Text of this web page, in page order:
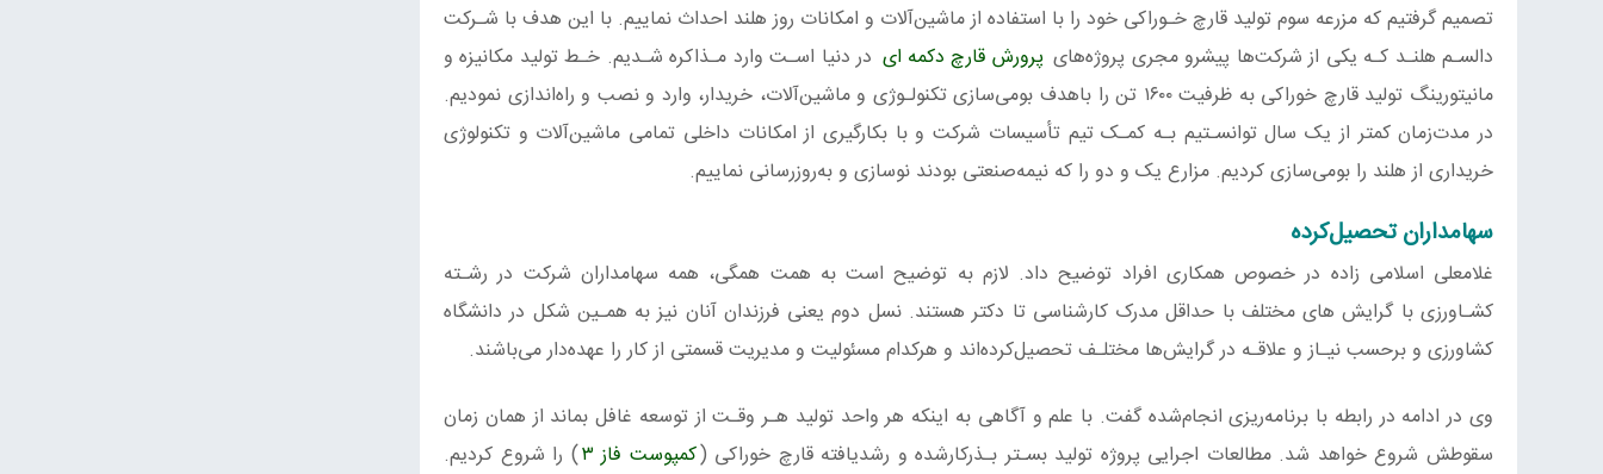
تصمیم گرفتیم که مزرعه سوم تولید قارچ خـوراکی خود را با استفاده از ماشین‌آلات و امکانات روز هلند احداث نماییم. با این هدف با شـرکت
دالسـم هلنـد کـه یکی از شرکت‌ها پیشرو مجری پروژه‌های پرورش قارچ دکمه ای در دنیا اسـت وارد مـذاکره شـدیم. خـط تولید مکانیزه و
مانیتورینگ تولید قارچ خوراکی به ظرفیت ۱۶۰۰ تن را باهدف بومی‌سازی تکنولـوژی و ماشین‌آلات، خریدار، وارد و نصب و راه‌اندازی نمودیم.
در مدت‌زمان کمتر از یک سال توانسـتیم بـه کمـک تیم تأسیسات شرکت و با بکارگیری از امکانات داخلی تمامی ماشین‌آلات و تکنولوژی
خریداری از هلند را بومی‌سازی کردیم. مزارع یک و دو را که نیمه‌صنعتی بودند نوسازی و به‌روزرسانی نماییم.
سهامداران تحصیل‌کرده
غلامعلی اسلامی زاده در خصوص همکاری افراد توضیح داد. لازم به توضیح است به همت همگی، همه سهامداران شرکت در رشـته
کشـاورزی با گرایش های مختلف با حداقل مدرک کارشناسی تا دکتر هستند. نسل دوم یعنی فرزندان آنان نیز به همـین شکل در دانشگاه
کشاورزی و برحسب نیـاز و علاقـه در گرایش‌ها مختلـف تحصیل‌کرده‌اند و هرکدام مسئولیت و مدیریت قسمتی از کار را عهده‌دار می‌باشند.
وی در ادامه در رابطه با برنامه‌ریزی انجام‌شده گفت. با علم و آگاهی به اینکه هر واحد تولید هـر وقـت از توسعه غافل بماند از همان زمان
سقوطش شروع خواهد شد. مطالعات اجرایی پروژه تولید بسـتر بـذرکارشده و رشدیافته قارچ خوراکی (کمپوست فاز ۳
) را شروع کردیم.